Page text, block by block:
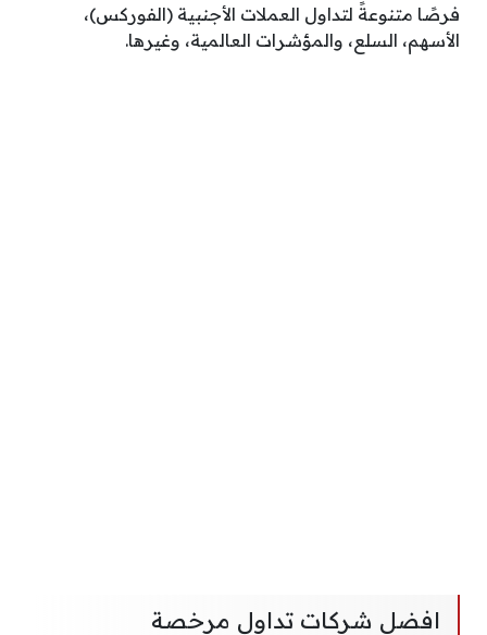
فرصًا متنوعةً لتداول العملات الأجنبية (الفوركس)،
الأسهم، السلع، والمؤشرات العالمية، وغيرها.
افضل شركات تداول مرخصة